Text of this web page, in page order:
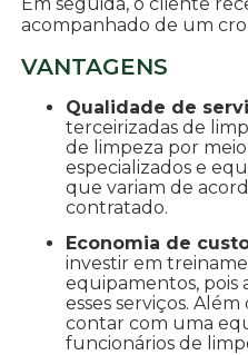
acompanhado de um
VANTAGENS
Qualidade de
terceirizadas de
de limpeza por
especializados e
que variam de
contratado.
Economia de
investir em
equipamentos, pois
esses serviços.
contar com uma
funcionários de